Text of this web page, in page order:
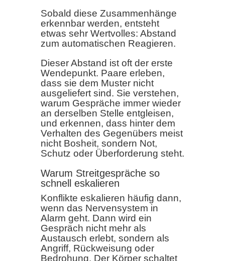
Sobald diese Zusammenhänge
erkennbar werden, entsteht
etwas sehr Wertvolles: Abstand
zum automatischen Reagieren.
Dieser Abstand ist oft der erste
Wendepunkt. Paare erleben,
dass sie dem Muster nicht
ausgeliefert sind. Sie verstehen,
warum Gespräche immer wieder
an derselben Stelle entgleisen,
und erkennen, dass hinter dem
Verhalten des Gegenübers meist
nicht Bosheit, sondern Not,
Schutz oder Überforderung steht.
Warum Streitgespräche so
schnell eskalieren
Konflikte eskalieren häufig dann,
wenn das Nervensystem in
Alarm geht. Dann wird ein
Gespräch nicht mehr als
Austausch erlebt, sondern als
Angriff, Rückweisung oder
Bedrohung. Der Körper schaltet